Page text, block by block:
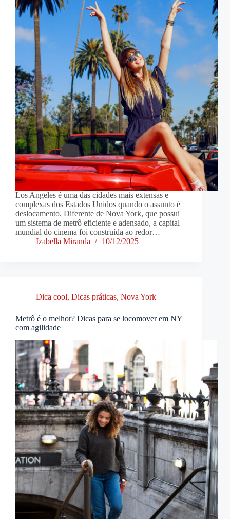
Los Angeles é uma das cidades mais extensas e
complexas dos Estados Unidos quando o assunto é
deslocamento. Diferente de Nova York, que possui
um sistema de metrô eficiente e adensado, a capital
mundial do cinema foi construída ao redor…
Izabella Miranda
10/12/2025
Dica cool, Dicas práticas, Nova York
Metrô é o melhor? Dicas para se locomover em NY
com agilidade